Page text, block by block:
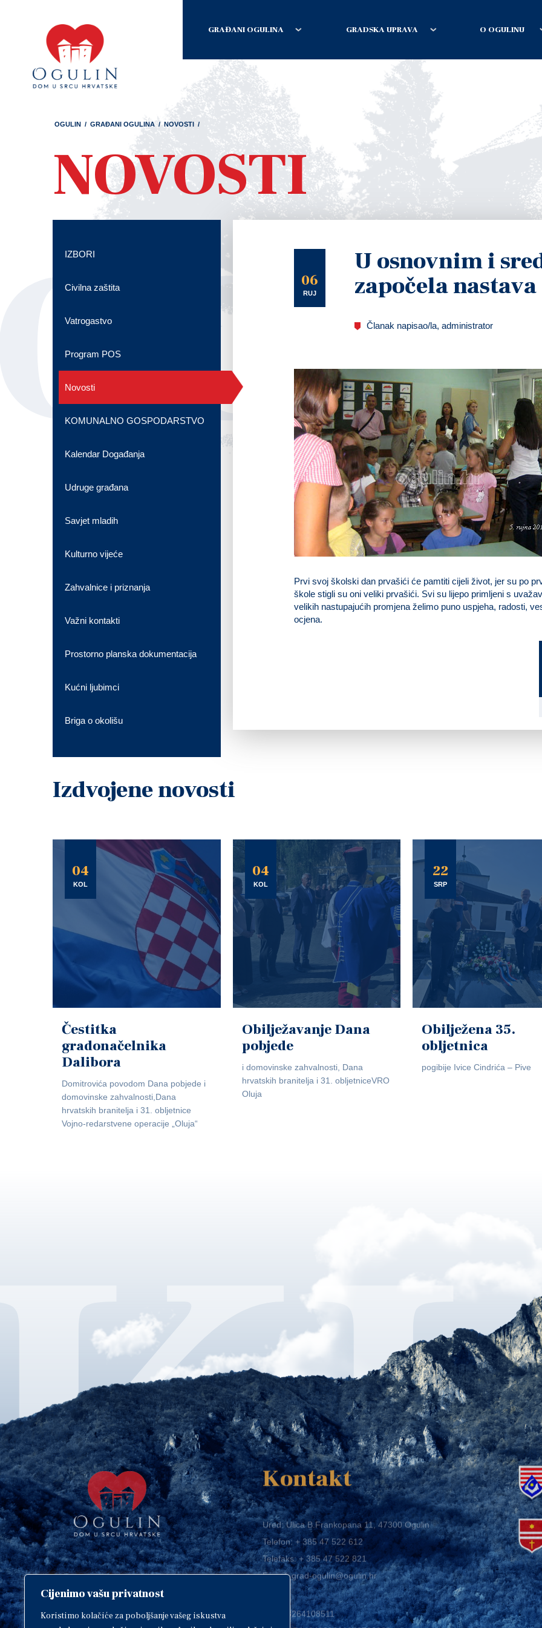
Cijenimo vašu privatnost
Koristimo kolačiće za poboljšanje vašeg iskustva
GRAĐANI OGULINA GRADSKA UPRAVA O OGULINU
OGULIN / GRAĐANI OGULINA / NOVOSTI /
NOVOSTI
06
RUJ
U osnovnim i
započela nastava
Članak napisao/la, administrator
Prvi svoj školski dan prvašići će pamtiti cijeli život, jer su po
škole stigli su oni veliki prvašići. Svi su lijepo primljeni s
velikih nastupajućih promjena želimo puno uspjeha, radosti,
ocjena.
IZBORI
Civilna zaštita
Vatrogastvo
Program POS
Novosti
KOMUNALNO GOSPODARSTVO
Kalendar Događanja
Udruge građana
Savjet mladih
Kulturno vijeće
Zahvalnice i priznanja
Važni kontakti
Prostorno planska dokumentacija
Kućni ljubimci
Briga o okolišu
Izdvojene novosti
04
KOL
Čestitka
gradonačelnika
Dalibora
Domitrovića povodom Dana pobjede i
domovinske zahvalnosti,Dana
hrvatskih branitelja i 31. obljetnice
Vojno-redarstvene operacije „Oluja“
04
KOL
Obilježavanje Dana
pobjede
i domovinske zahvalnosti, Dana
hrvatskih branitelja i 31. obljetniceVRO
Oluja
22
SRP
Obilježena 35.
obljetnica
pogibije Ivice Cindrića – Pive
Copyright © 2018. Grad Ogulin,
sva prava pridržana.
Kontakt
Ured: Ulica B.Frankopana 11, 47300 Ogulin
Telefon:+ 385 47 522 612
Telefaks:+ 385 47 522 821
E-mail:grad-ogulin@ogulin.hr
OIB: 58264108511
IBAN: HR1424020061829700009